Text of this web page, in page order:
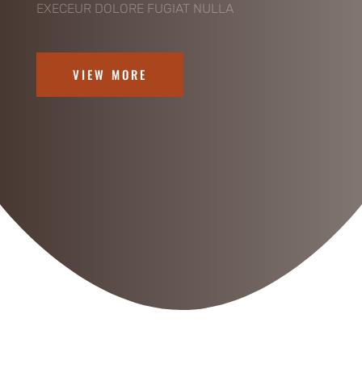
EXECEUR DOLORE FUGIAT NULLA
VIEW MORE